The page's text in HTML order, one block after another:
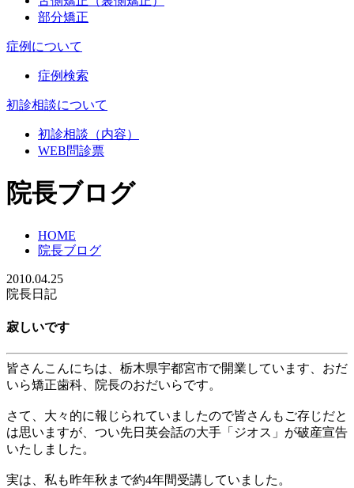
部分矯正
症例について
症例検索
初診相談について
初診相談（内容）
WEB問診票
院長ブログ
HOME
院長ブログ
2010.04.25
院長日記
寂しいです
皆さんこんにちは、栃木県宇都宮市で開業しています、おだ
いら矯正歯科、院長のおだいらです。
さて、大々的に報じられていましたので皆さんもご存じだと
は思いますが、つい先日英会話の大手「ジオス」が破産宣告
いたしました。
実は、私も昨年秋まで約4年間受講していました。